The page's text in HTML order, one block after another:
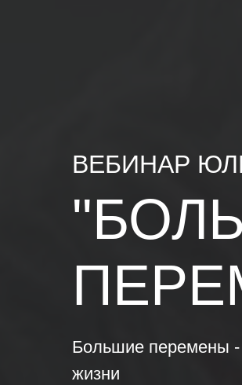
ВЕБИНАР
Большие перемены -
жизни